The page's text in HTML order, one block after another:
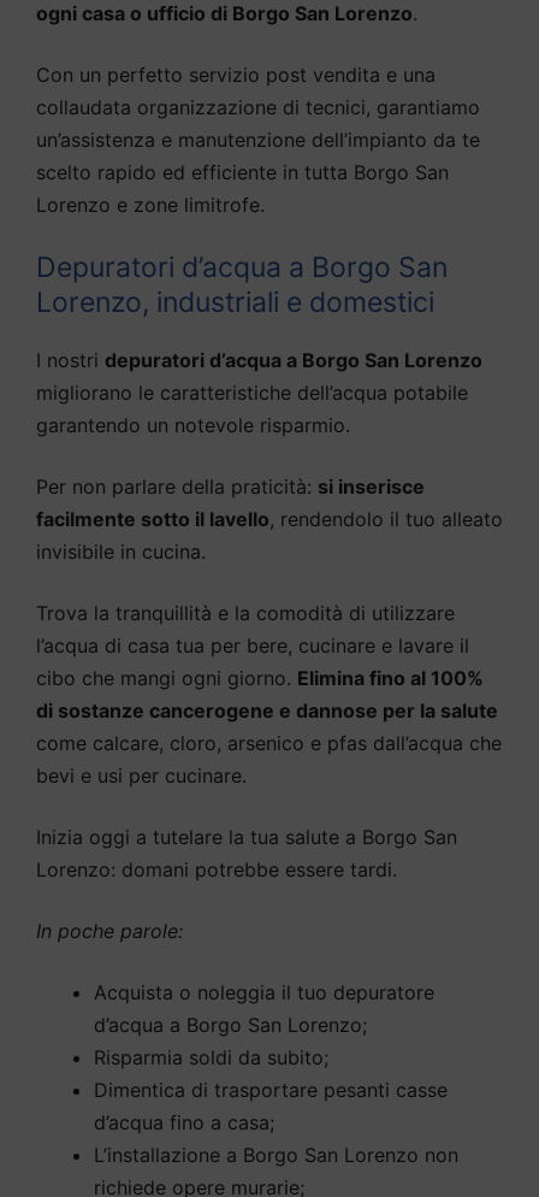
ogni casa o ufficio di Borgo San Lorenzo.
Con un perfetto servizio post vendita e una
collaudata organizzazione di tecnici, garantiamo
un’assistenza e manutenzione dell’impianto da te
scelto rapido ed efficiente in tutta Borgo San
Lorenzo e zone limitrofe.
Depuratori d’acqua a Borgo San
Lorenzo, industriali e domestici
I nostri depuratori d’acqua a Borgo San Lorenzo
migliorano le caratteristiche dell’acqua potabile
garantendo un notevole risparmio.
Per non parlare della praticità: si inserisce
facilmente sotto il lavello, rendendolo il tuo alleato
invisibile in cucina.
Trova la tranquillità e la comodità di utilizzare
l’acqua di casa tua per bere, cucinare e lavare il
cibo che mangi ogni giorno. Elimina fino al 100%
di sostanze cancerogene e dannose per la salute
come calcare, cloro, arsenico e pfas dall’acqua che
bevi e usi per cucinare.
Inizia oggi a tutelare la tua salute a Borgo San
Lorenzo: domani potrebbe essere tardi.
In poche parole:
Acquista o noleggia il tuo depuratore
d’acqua a Borgo San Lorenzo;
Risparmia soldi da subito;
Dimentica di trasportare pesanti casse
d’acqua fino a casa;
L’installazione a Borgo San Lorenzo non
richiede opere murarie;